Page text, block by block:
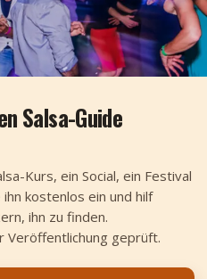
Salsa-Guide
Kurs, ein Social, ein Festival
kostenlos ein und hilf
ihn zu finden.
Veröffentlichung geprüft.